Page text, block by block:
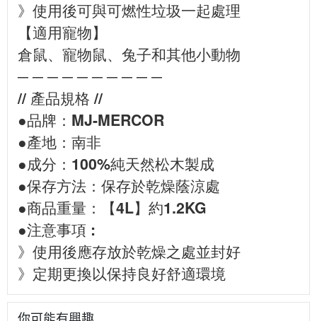
》使用後可與可燃性垃圾一起處理
【適用寵物】
倉鼠、寵物鼠、兔子和其他小動物
─ ─ ─ ─ ─ ─ ─ ─ ─ ─
// 產品規格 //
●品牌：MJ-MERCOR
●產地：南非
●成分：100%純天然松木製成
●保存方法：保存於乾燥蔭涼處
●商品重量：【4L】約1.2KG
●注意事項 :
》使用後應存放於乾燥之處並封好
》定期更換以保持良好舒適環境